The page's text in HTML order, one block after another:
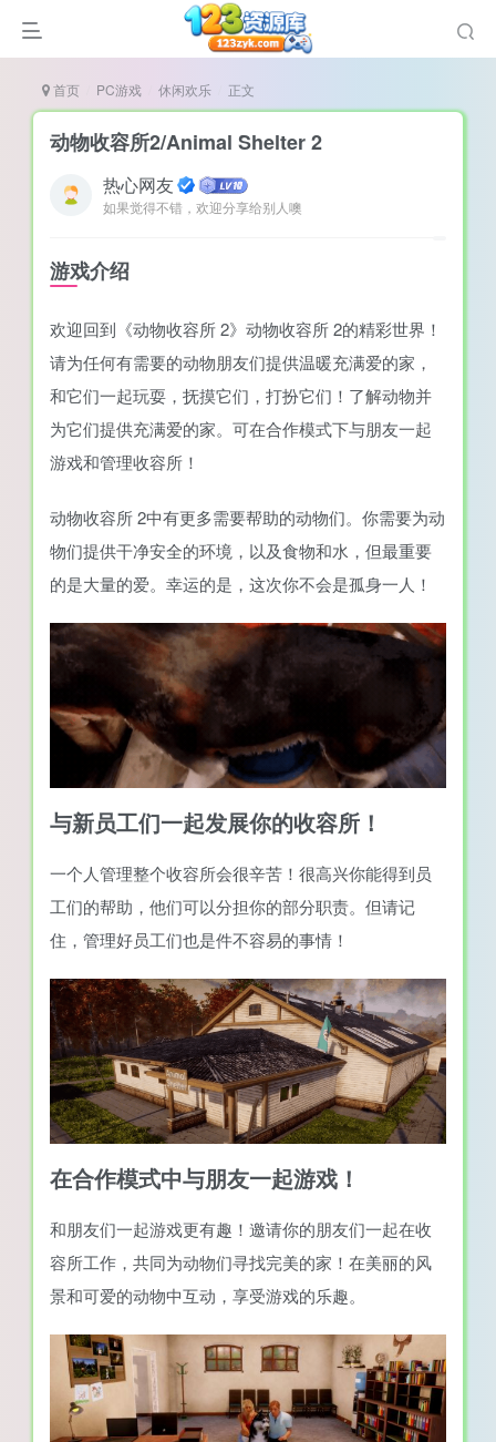
（摸鱼游戏）
首页 PC游戏 休闲欢乐 正文
动物收容所2/Animal Shelter 2
热心网友
如果觉得不错，欢迎分享给别人噢
游戏介绍
欢迎回到《动物收容所 2》动物收容所 2的精彩世界！
请为任何有需要的动物朋友们提供温暖充满爱的家，
和它们一起玩耍，抚摸它们，打扮它们！了解动物并
为它们提供充满爱的家。可在合作模式下与朋友一起
游戏和管理收容所！
动物收容所 2中有更多需要帮助的动物们。你需要为动
物们提供干净安全的环境，以及食物和水，但最重要
的是大量的爱。幸运的是，这次你不会是孤身一人！
与新员工们一起发展你的收容所！
一个人管理整个收容所会很辛苦！很高兴你能得到员
工们的帮助，他们可以分担你的部分职责。但请记
住，管理好员工们也是件不容易的事情！
在合作模式中与朋友一起游戏！
和朋友们一起游戏更有趣！邀请你的朋友们一起在收
容所工作，共同为动物们寻找完美的家！在美丽的风
景和可爱的动物中互动，享受游戏的乐趣。